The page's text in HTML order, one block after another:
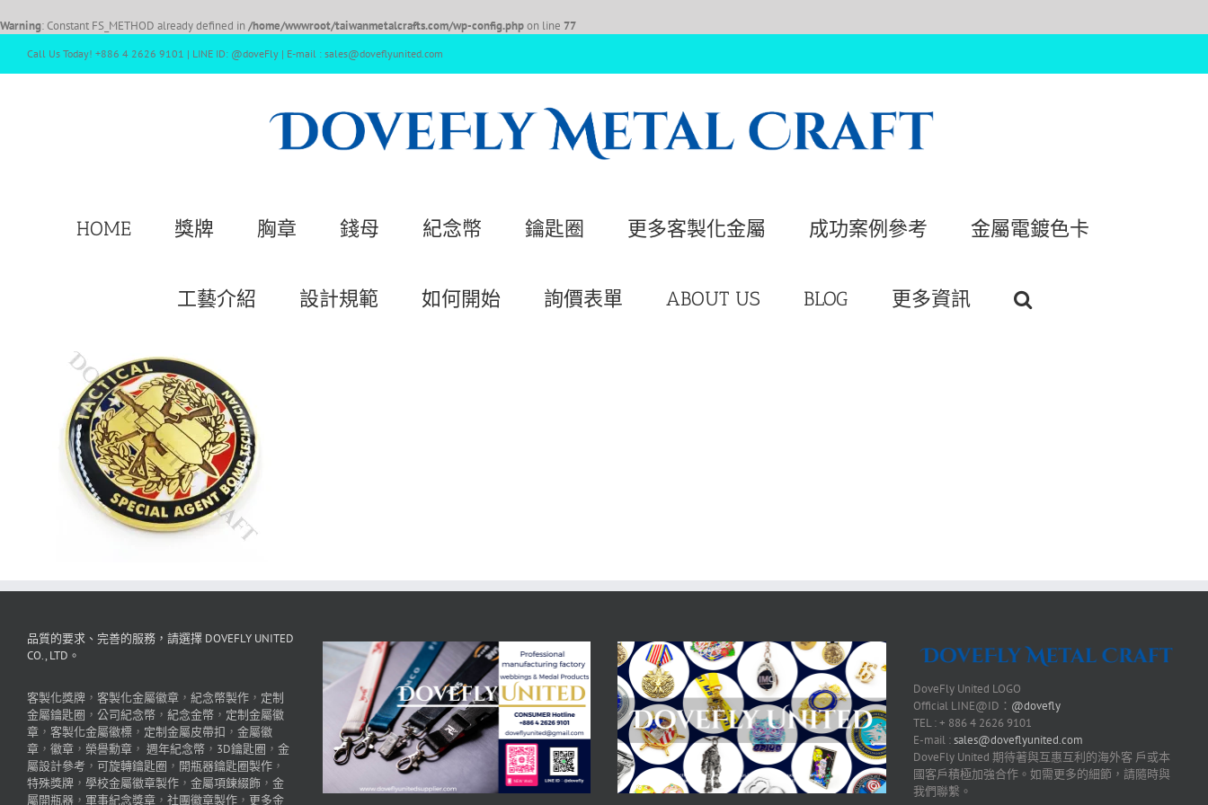
Warning: Constant FS_METHOD already defined in /home/wwwroot/taiwanmetalcrafts.com/wp-config.phpon line 77
Call Us Today! +886 4 2626 9101 | LINE ID: @doveFly | E-mail : sales@doveflyunited.com
HOME 獎牌 胸章 錢母 紀念幣 鑰匙圈 更多客製化金屬 成功案例參考 金屬電鍍色卡
工藝介紹 設計規範 如何開始 詢價表單 ABOUT US BLOG 更多資訊
品質的要求、完善的服務，請選擇 DOVEFLY UNITED
CO., LTD。
客製化獎牌 ， 客製化金屬徽章 ， 紀念幣製作 ， 定制
金屬鑰匙圈 ， 公司紀念幣 ， 紀念金幣 ， 定制金屬徽
章 ， 客製化金屬徽標 ， 定制金屬皮帶扣 ， 金屬徽
章 ， 徽章 ， 榮譽勳章 ， 週年紀念幣 ， 3D鑰匙圈 ， 金
屬設計參考 ， 可旋轉鑰匙圈 ， 開瓶器鑰匙圈製作 ，
特殊獎牌 ， 學校金屬徽章製作 ， 金屬項鍊綴飾 ， 金
屬開瓶器 ， 軍事紀念獎章 ， 社團徽章製作 ， 更多金
DoveFly United LOGO
Official LINE@ID： @dovefly
TEL : + 886 4 2626 9101
E-mail :sales@doveflyunited.com
DoveFly United 期待著與互惠互利的海外客 戶或本
國客戶積極加強合作。如需更多的細節，請隨時與
我們聯繫。